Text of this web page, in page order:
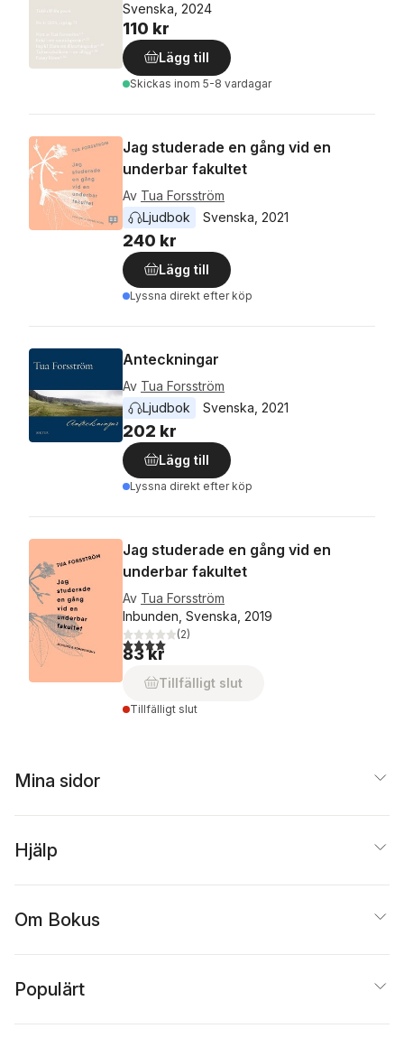
Svenska, 2024
110 kr
Lägg till
Skickas inom 5-8 vardagar
Jag studerade en gång vid en
underbar fakultet
Av Tua Forsström
Ljudbok
Svenska 2021
240 kr
Lägg till
Lyssna direkt efter köp
Anteckningar
Av Tua Forsström
Ljudbok
Svenska 2021
202 kr
Lägg till
Lyssna direkt efter köp
Jag studerade en gång vid en
underbar fakultet
Av Tua Forsström
Inbunden, Svenska, 2019
4,0utav 5 stjärnor. Totalt antal röster:
(2)
83 kr
Tillfälligt slut
Tillfälligt slut
Mina sidor
Hjälp
Om Bokus
Populärt